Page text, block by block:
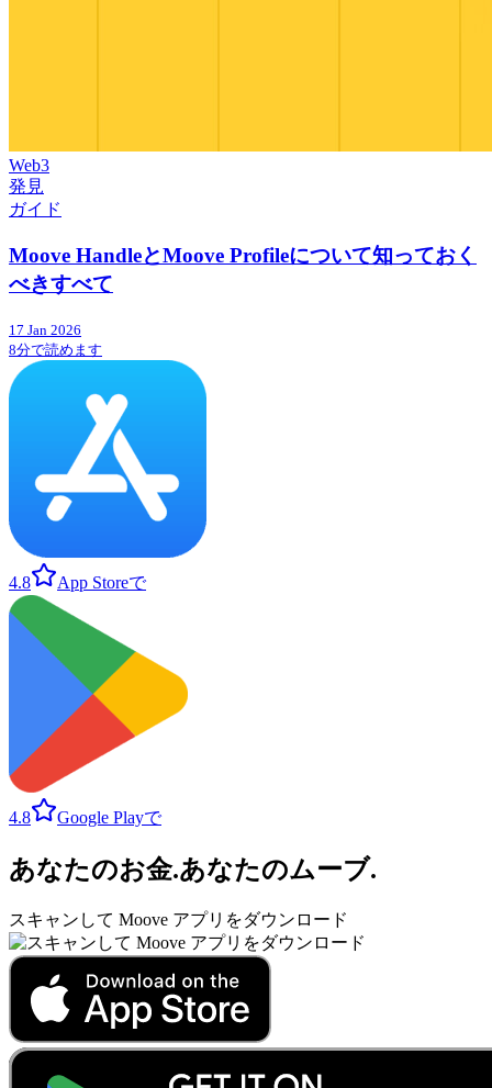
Web3
発見
ガイド
Moove HandleとMoove Profileについて知っておく
べきすべて
17 Jan 2026
8分で読めます
4.8 App Storeで
4.8 Google Playで
あなたのお金.あなたのムーブ.
スキャンして Moove アプリをダウンロード